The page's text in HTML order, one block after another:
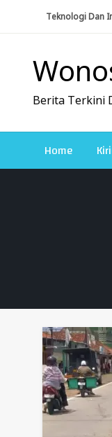
Teknologi Dan
Berita Terkini
Home